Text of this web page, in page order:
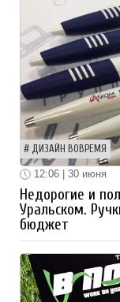
ДИЗАЙН ВОВРЕМЯ
12:06 | 30 июня
Недорогие и
Уральском.
бюджет